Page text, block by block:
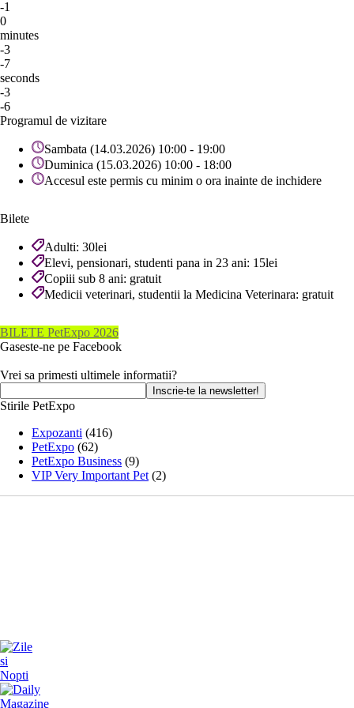
-1
0
minutes
-3
-7
seconds
-3
-6
Programul de vizitare
Sambata (14.03.2026) 10:00 - 19:00
Duminica (15.03.2026) 10:00 - 18:00
Accesul este permis cu minim o ora inainte de inchidere
Bilete
Adulti: 30lei
Elevi, pensionari, studenti pana in 23 ani: 15lei
Copiii sub 8 ani: gratuit
Medicii veterinari, studentii la Medicina Veterinara: gratuit
BILETE PetExpo 2026
Gaseste-ne pe Facebook
Vrei sa primesti ultimele informatii?
Stirile PetExpo
Expozanti (416)
PetExpo (62)
PetExpo Business (9)
VIP Very Important Pet (2)